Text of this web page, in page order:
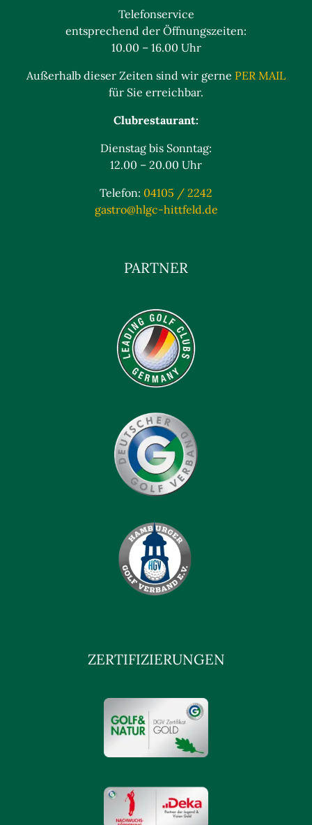
Telefonservice
entsprechend der Öffnungszeiten:
10.00 – 16.00 Uhr
Außerhalb dieser Zeiten sind wir gerne PER MAIL
für Sie erreichbar.
Clubrestaurant:
Dienstag bis Sonntag:
12.00 – 20.00 Uhr
Telefon: 04105 / 2242
gastro@hlgc-hittfeld.de
PARTNER
ZERTIFIZIERUNGEN